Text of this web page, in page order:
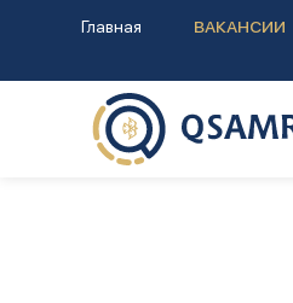
Главная ВАКАНСИИ